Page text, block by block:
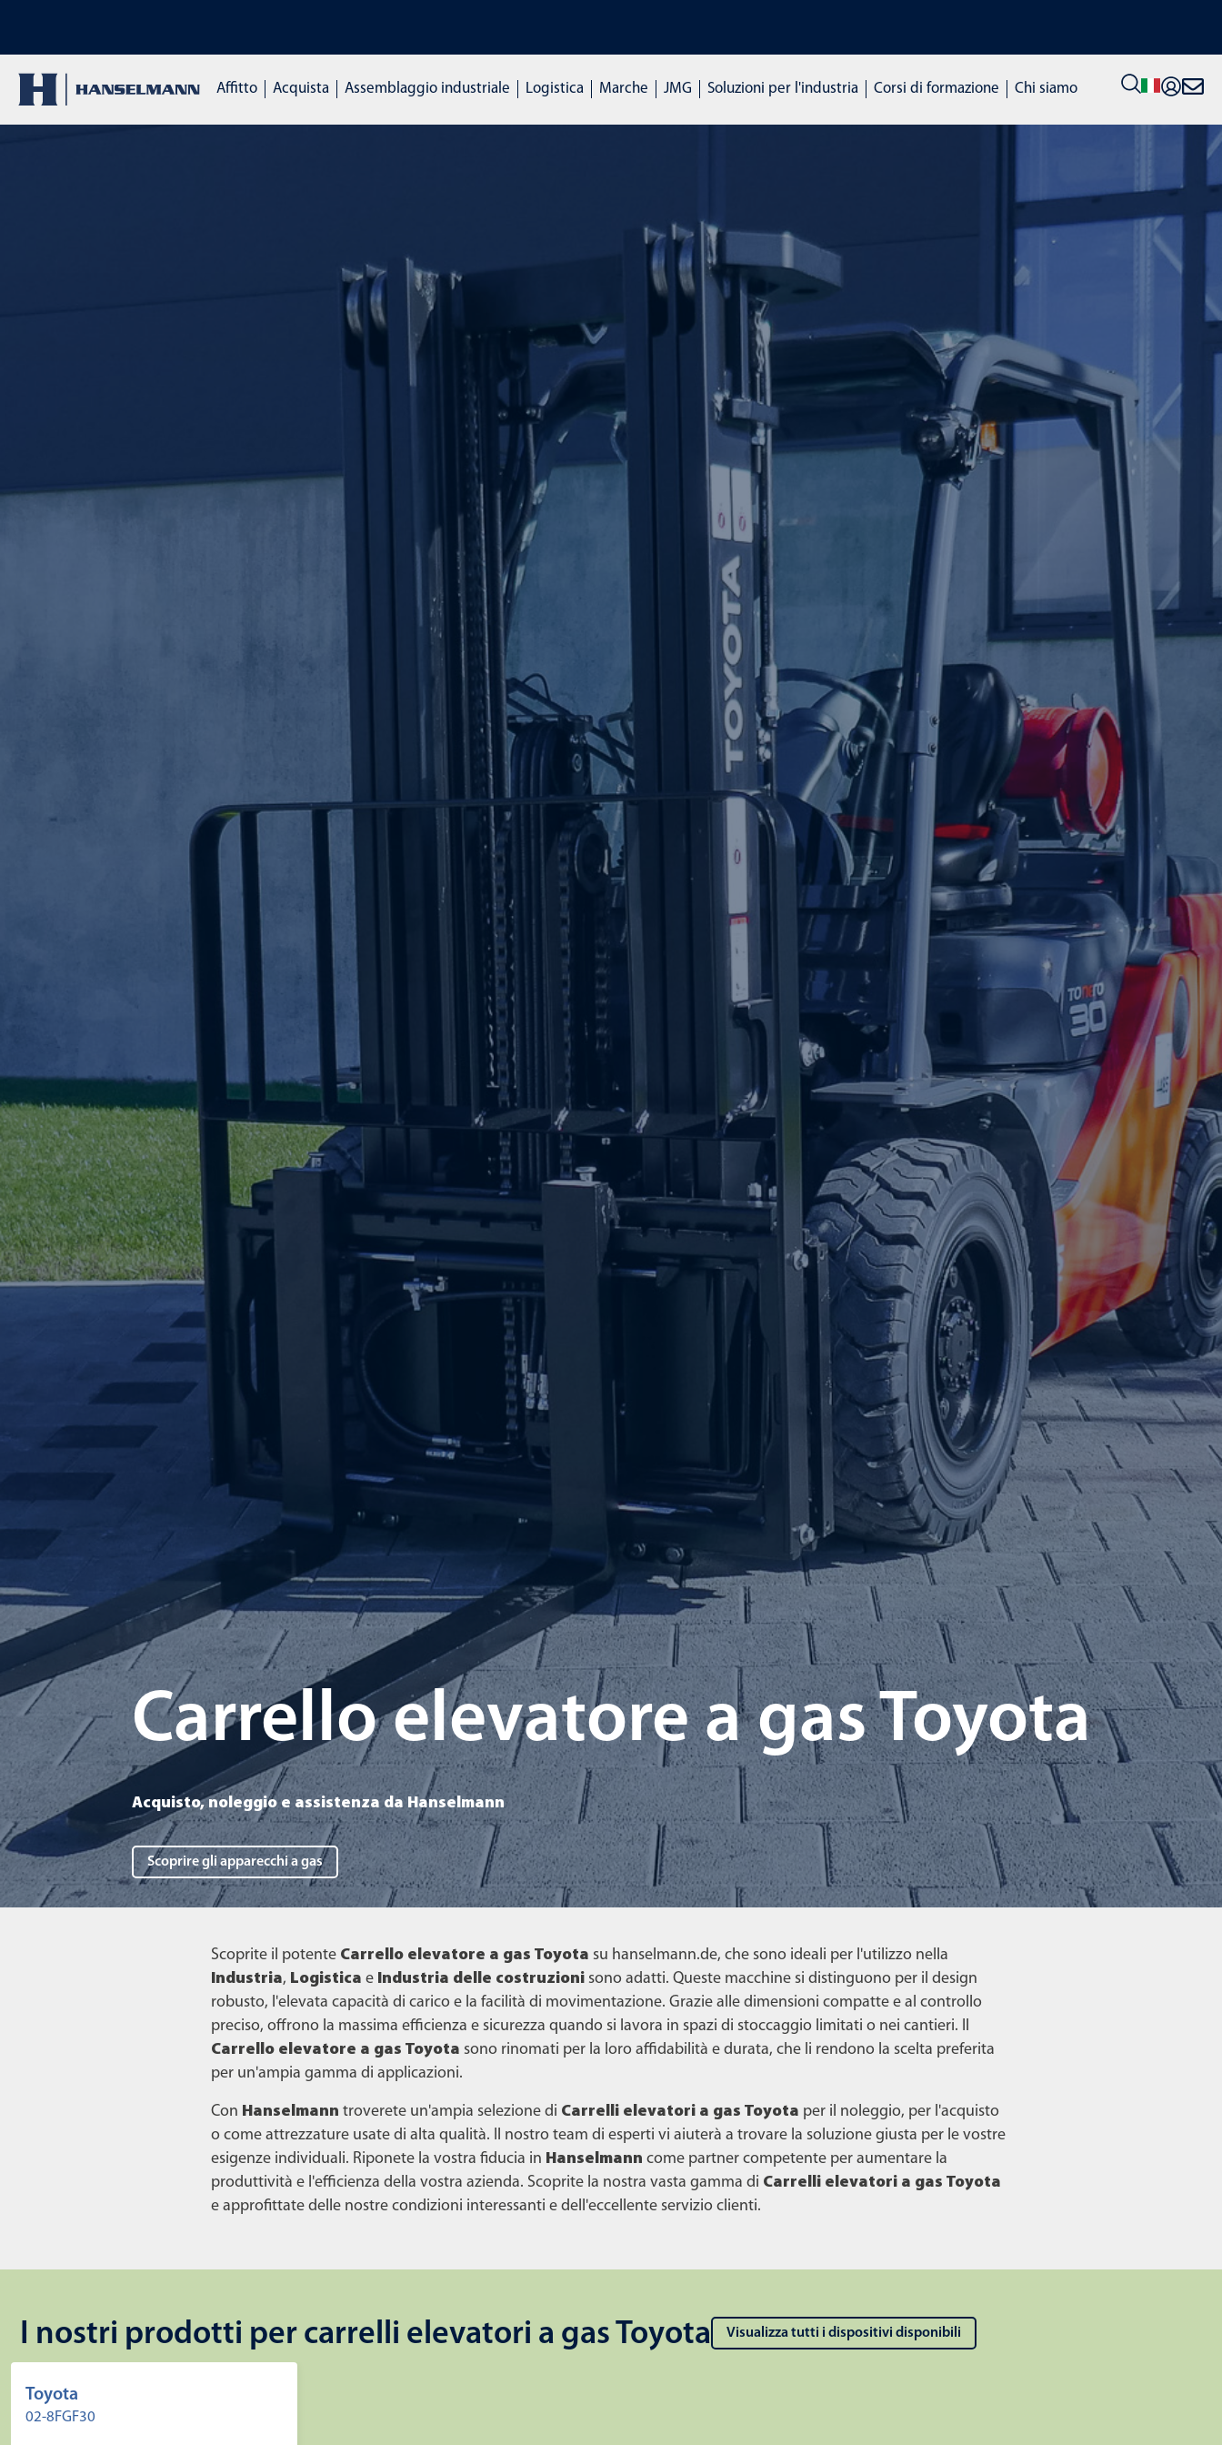
SCOPRI I NOSTRI CORSI DI FORMAZIONE: Clicca qui per richiedere informazioni SCOPRI LE NOSTRE
Affitto Acquista Assemblaggio industriale Logistica Marche JMG Soluzioni per l'industria Corsi di formazione Chi siamo
Carrello elevatore a gas Toyota
Acquisto, noleggio e assistenza da Hanselmann
Scoprire gli apparecchi a gas
Scoprite il potente Carrello elevatore a gas Toyota su hanselmann.de, che sono ideali per l'utilizzo nella
Industria, Logistica e Industria delle costruzioni sono adatti. Queste macchine si distinguono per il design
robusto, l'elevata capacità di carico e la facilità di movimentazione. Grazie alle dimensioni compatte e al controllo
preciso, offrono la massima efficienza e sicurezza quando si lavora in spazi di stoccaggio limitati o nei cantieri. Il
Carrello elevatore a gas Toyota sono rinomati per la loro affidabilità e durata, che li rendono la scelta preferita
per un'ampia gamma di applicazioni.
Con Hanselmann troverete un'ampia selezione di Carrelli elevatori a gas Toyota per il noleggio, per l'acquisto
o come attrezzature usate di alta qualità. Il nostro team di esperti vi aiuterà a trovare la soluzione giusta per le vostre
esigenze individuali. Riponete la vostra fiducia in Hanselmann come partner competente per aumentare la
produttività e l'efficienza della vostra azienda. Scoprite la nostra vasta gamma di Carrelli elevatori a gas Toyota
e approfittate delle nostre condizioni interessanti e dell'eccellente servizio clienti.
I nostri prodotti per carrelli elevatori a gas Toyota Visualizza tutti i dispositivi disponibili
Toyota
02-8FGF30